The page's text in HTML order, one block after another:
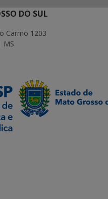
DO SUL
Carmo 1203
MS